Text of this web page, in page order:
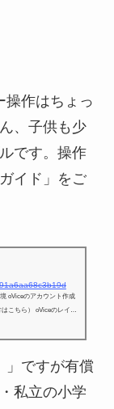
操作はちょっ
、子供も少
です。操作
イド」をご
oViceのアカウント作成
」ですが有償
私立の小学